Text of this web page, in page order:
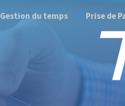
Gestion du temps Prise de